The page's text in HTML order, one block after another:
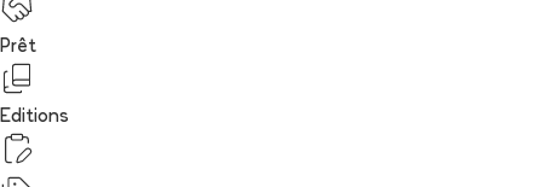
Prêt
Editions